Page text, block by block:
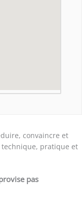
convaincre et
pratique et
pas